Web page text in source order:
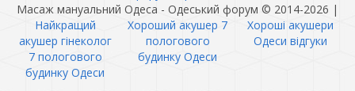
Масаж мануальний Одеса - Одеський форум © 2014-2026 |
Найкращий
акушер гінеколог
7 пологового
будинку Одеси
Хороший акушер 7
пологового
будинку Одеси
Хороші акушери
Одеси відгуки